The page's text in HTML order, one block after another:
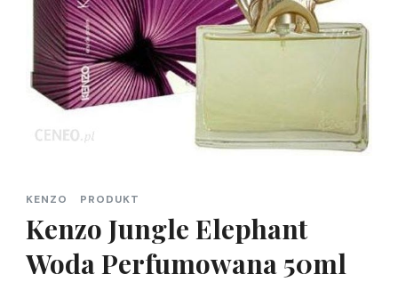
KENZO PRODUKT
Kenzo Jungle Elephant
Woda Perfumowana 50ml